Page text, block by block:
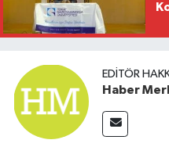
EDITÖR
Haber